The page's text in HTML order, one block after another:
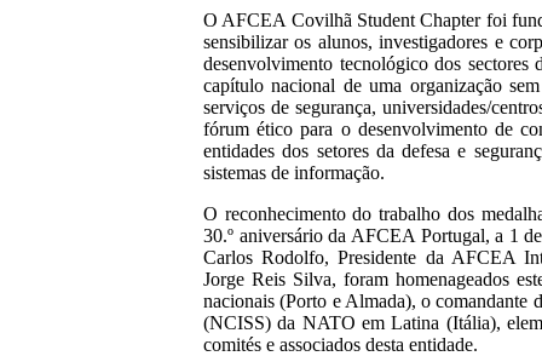
O AFCEA Covilhã Student Chapter foi
sensibilizar os alunos, investigadores e
desenvolvimento tecnológico dos
capítulo nacional de uma organização
serviços de segurança, universidades/
fórum ético para o desenvolvimento de
entidades dos setores da defesa e
sistemas de informação.
O reconhecimento do trabalho dos
30.º aniversário da AFCEA Portugal, a 1
Carlos Rodolfo, Presidente da AFCEA
Jorge Reis Silva, foram homenageados
nacionais (Porto e Almada), o comandante
(NCISS) da NATO em Latina (Itália),
comités e associados desta entidade.